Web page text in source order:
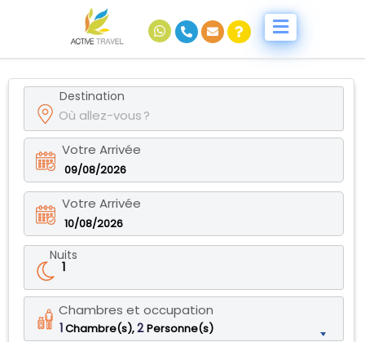
Destination
Votre Arrivée
09/08/2026
Votre Arrivée
10/08/2026
Nuits
1
Chambres et occupation
1Chambre(s),2Personne(s)